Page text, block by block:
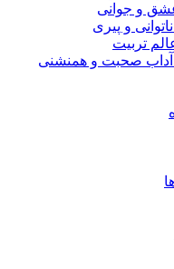
و جوانى
و پیرى
تربیت
آداب صحبت و همنشنى